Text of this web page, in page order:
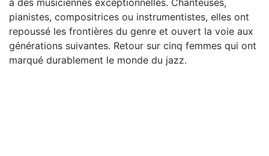
pianistes, compositrices ou instrumentistes, elles ont
repoussé les frontières du genre et ouvert la voie aux
générations suivantes. Retour sur cinq femmes qui ont
marqué durablement le monde du jazz.